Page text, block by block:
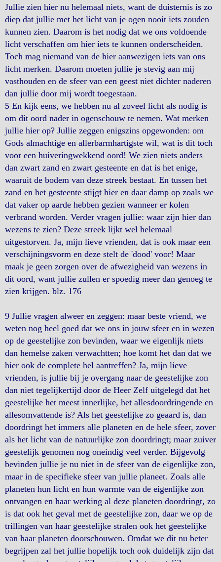
Jullie zien hier nu helemaal niets, want de duisternis is zo
diep dat jullie met het licht van je ogen nooit iets zouden
kunnen zien. Daarom is het nodig dat we ons voldoende
licht verschaffen om hier iets te kunnen onderscheiden.
Toch mag niemand van de hier aanwezigen iets van ons
licht merken. Daarom moeten jullie je stevig aan mij
vasthouden en de sfeer van een geest niet dichter naderen
dan jullie door mij wordt toegestaan.
5 En kijk eens, we hebben nu al zoveel licht als nodig is
om dit oord nader in ogenschouw te nemen. Wat merken
jullie hier op? Jullie zeggen enigszins opgewonden: om
Gods almachtige en allerbarmhartigste wil, wat is dit toch
voor een huiveringwekkend oord! We zien niets anders
dan zwart zand en zwart gesteente en dat is het enige,
waaruit de bodem van deze streek bestaat. En tussen het
zand en het gesteente stijgt hier en daar damp op zoals we
dat vaker op aarde hebben gezien wanneer er kolen
verbrand worden. Verder vragen jullie: waar zijn hier dan
wezens te zien? Deze streek lijkt wel helemaal
uitgestorven. Ja, mijn lieve vrienden, dat is ook maar een
verschijningsvorm en deze stelt de 'dood' voor! Maar
maak je geen zorgen over de afwezigheid van wezens in
dit oord, want jullie zullen er spoedig meer dan genoeg te
zien krijgen. blz. 176
9 Jullie vragen alweer en zeggen: maar beste vriend, we
weten nog heel goed dat we ons in jouw sfeer en in wezen
op de geestelijke zon bevinden, waar we eigenlijk niets
dan hemelse zaken verwachtten; hoe komt het dan dat we
hier ook de complete hel aantreffen? Ja, mijn lieve
vrienden, is jullie bij je overgang naar de geestelijke zon
dan niet tegelijkertijd door de Heer Zelf uitgelegd dat het
geestelijke het meest innerlijke, het allesdoordringende en
allesomvattende is? Als het geestelijke zo geaard is, dan
doordringt het immers alle planeten en de hele sfeer, zover
als het licht van de natuurlijke zon doordringt; maar zuiver
geestelijk genomen nog oneindig veel verder. Bijgevolg
bevinden jullie je nu niet in de sfeer van de eigenlijke zon,
maar in de specifieke sfeer van jullie planeet. Zoals alle
planeten hun licht en hun warmte van de eigenlijke zon
ontvangen en haar werking al deze planeten doordringt, zo
is dat ook het geval met de geestelijke zon, daar we op de
trillingen van haar geestelijke stralen ook het geestelijke
van haar planeten doorschouwen. Omdat we dit nu beter
begrijpen zal het jullie hopelijk toch ook duidelijk zijn dat